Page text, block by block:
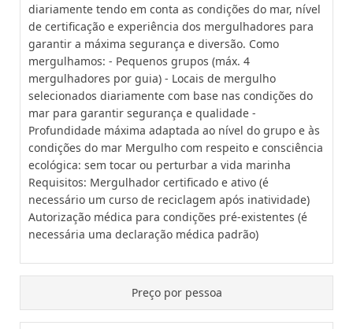
diariamente tendo em conta as condições do mar, nível
de certificação e experiência dos mergulhadores para
garantir a máxima segurança e diversão. Como
mergulhamos: - Pequenos grupos (máx. 4
mergulhadores por guia) - Locais de mergulho
selecionados diariamente com base nas condições do
mar para garantir segurança e qualidade -
Profundidade máxima adaptada ao nível do grupo e às
condições do mar Mergulho com respeito e consciência
ecológica: sem tocar ou perturbar a vida marinha
Requisitos: Mergulhador certificado e ativo (é
necessário um curso de reciclagem após inatividade)
Autorização médica para condições pré-existentes (é
necessária uma declaração médica padrão)
Preço por pessoa